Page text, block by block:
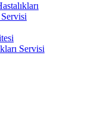
Servisi